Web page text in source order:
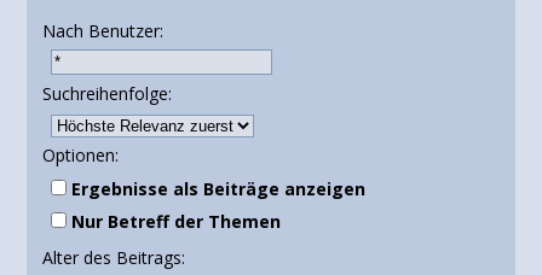
Nach Benutzer:
Suchreihenfolge:
Optionen:
Ergebnisse als Beiträge anzeigen
Nur Betreff der Themen
Alter des Beitrags: